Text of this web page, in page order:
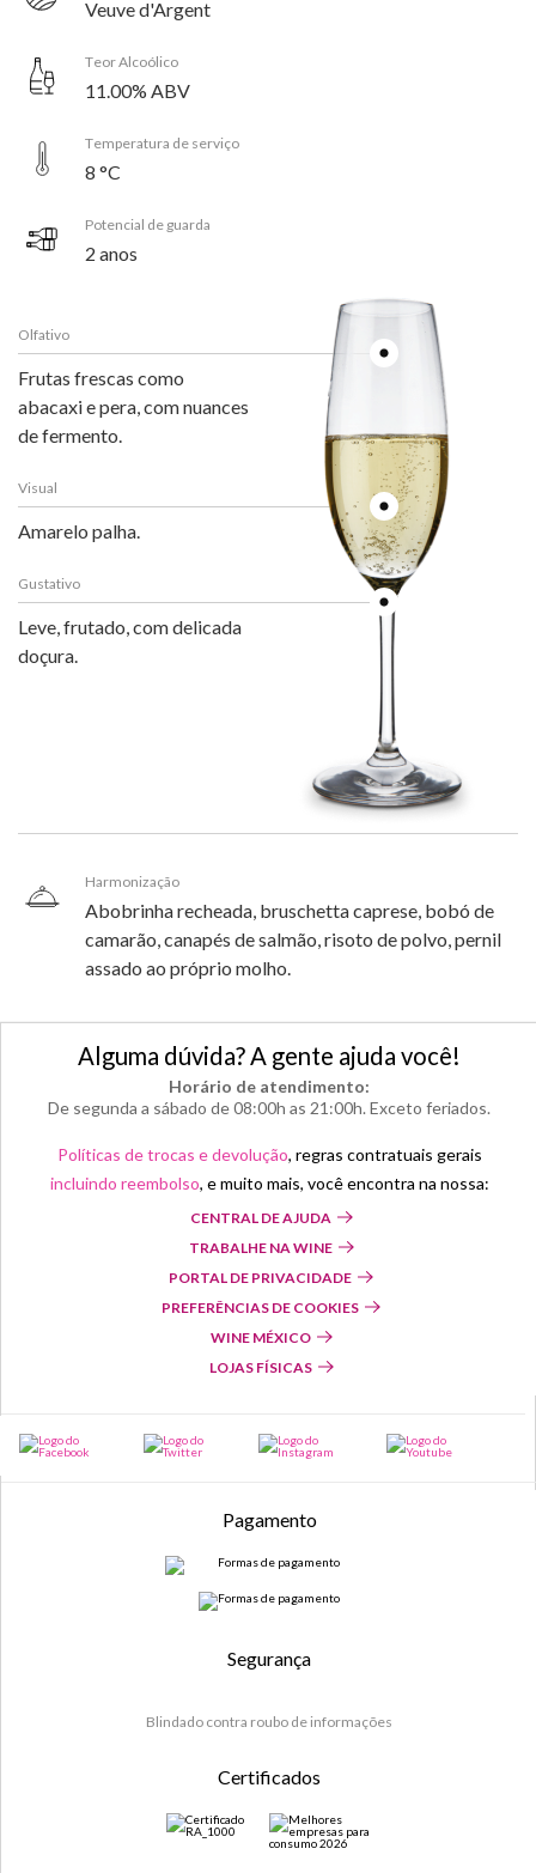
Veuve d'Argent
Teor Alcoólico
11.00% ABV
Temperatura de serviço
8 °C
Potencial de guarda
2 anos
Olfativo
Frutas frescas como
abacaxi e pera, com nuances
de fermento.
Visual
Amarelo palha.
Gustativo
Leve, frutado, com delicada
doçura.
Harmonização
Abobrinha recheada, bruschetta caprese, bobó de
camarão, canapés de salmão, risoto de polvo, pernil
assado ao próprio molho.
Alguma dúvida? A gente ajuda você!
Horário de atendimento:
De segunda a sábado de 08:00h as 21:00h. Exceto feriados.
Políticas de trocas e devolução, regras contratuais gerais
incluindo reembolso, e muito mais, você encontra na nossa:
CENTRAL DE AJUDA
TRABALHE NA WINE
PORTAL DE PRIVACIDADE
PREFERÊNCIAS DE COOKIES
WINE MÉXICO
LOJAS FÍSICAS
Pagamento
Segurança
Blindado contra roubo de informações
Certificados